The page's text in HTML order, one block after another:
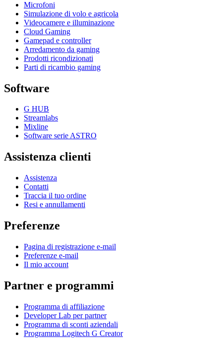
Microfoni
Simulazione di volo e agricola
Videocamere e illuminazione
Cloud Gaming
Gamepad e controller
Arredamento da gaming
Prodotti ricondizionati
Parti di ricambio gaming
Software
G HUB
Streamlabs
Mixline
Software serie ASTRO
Assistenza clienti
Assistenza
Contatti
Traccia il tuo ordine
Resi e annullamenti
Preferenze
Pagina di registrazione e-mail
Preferenze e-mail
Il mio account
Partner e programmi
Programma di affiliazione
Developer Lab per partner
Programma di sconti aziendali
Programma Logitech G Creator